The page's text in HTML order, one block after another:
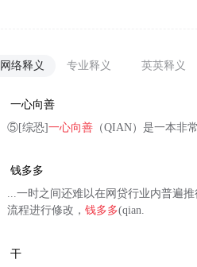
网络释义 专业释义 英英释义
一心向善
⑤[综恐]一心向善 （QIAN）是一本非
钱多多
...一时之间还难以在网贷行业内普遍
流程进行修改，钱多多(qian.
干